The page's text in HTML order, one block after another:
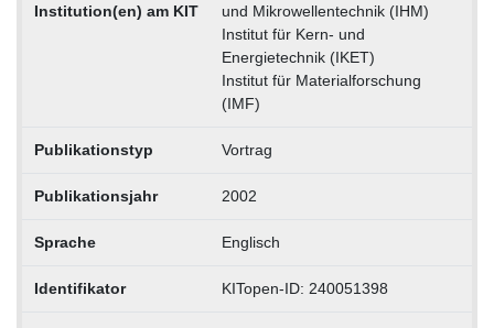
Institution(en) am KIT
und Mikrowellentechnik (IHM)
Institut für Kern- und
Energietechnik (IKET)
Institut für Materialforschung
(IMF)
Publikationstyp Vortrag
Publikationsjahr 2002
Sprache Englisch
Identifikator KITopen-ID: 240051398